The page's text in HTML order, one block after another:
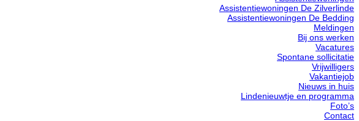
Assistentiewoningen De Zilverlinde
Assistentiewoningen De Bedding
Meldingen
Bij ons werken
Vacatures
Spontane sollicitatie
Vrijwilligers
Vakantiejob
Nieuws in huis
Lindenieuwtje en programma
Foto’s
Contact